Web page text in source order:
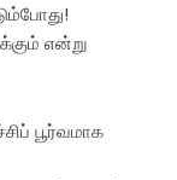
என்று
பூர்வமாக